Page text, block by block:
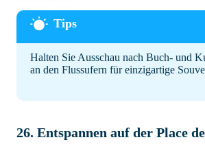
Halten Sie Ausschau nach Buch- und
an den Flussufern für einzigartige
26. Entspannen auf der Place